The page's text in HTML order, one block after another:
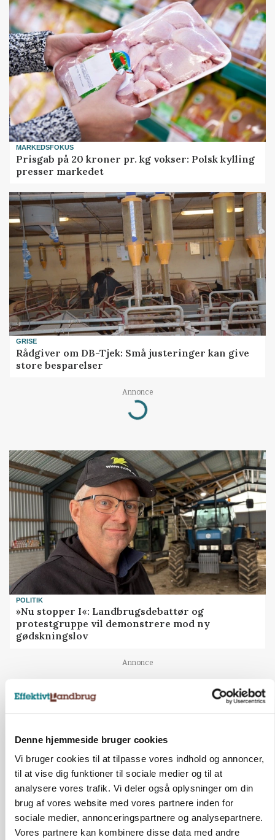
Denne hjemmeside bruger cookies
Vi bruger cookies til at tilpasse vores indhold og annoncer,
til at vise dig funktioner til sociale medier og til at
analysere vores trafik. Vi deler også oplysninger om din
brug af vores website med vores partnere inden for
sociale medier, annonceringspartnere og analysepartnere.
Vores partnere kan kombinere disse data med andre
MARKEDSFOKUS
Prisgab på 20 kroner pr. kg vokser: Polsk kylling
presser markedet
GRISE
Rådgiver om DB-Tjek: Små justeringer kan give
store besparelser
Annonce
Loading...
POLITIK
»Nu stopper I«: Landbrugsdebattør og
protestgruppe vil demonstrere mod ny
gødskningslov
Annonce
KVÆG